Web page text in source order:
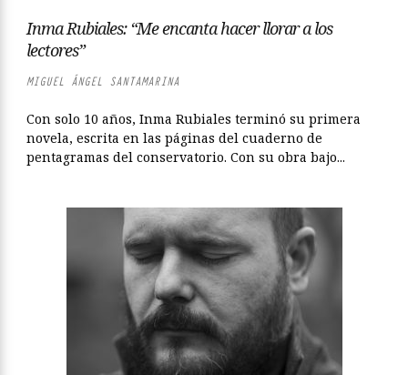
Inma Rubiales: “Me encanta hacer llorar a los
lectores”
MIGUEL ÁNGEL SANTAMARINA
Con solo 10 años, Inma Rubiales terminó su primera
novela, escrita en las páginas del cuaderno de
pentagramas del conservatorio. Con su obra bajo...